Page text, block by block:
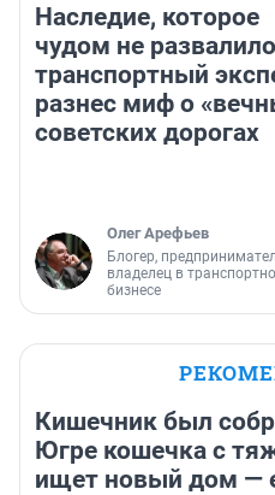
Наследие, которое
чудом не
транспортный
разнес миф о
советских дорогах
Олег Арефьев
Блогер,
владелец в
бизнесе
Кишечник был
Югре кошечка с
ищет новый дом —